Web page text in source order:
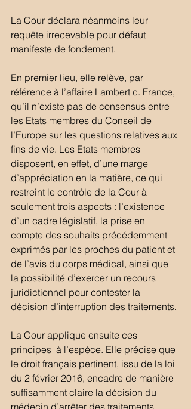
La Cour déclara néanmoins leur
requête irrecevable pour défaut
manifeste de fondement.
En premier lieu, elle relève, par
référence à l’affaire Lambert c. France,
qu’il n’existe pas de consensus entre
les Etats membres du Conseil de
l’Europe sur les questions relatives aux
fins de vie. Les Etats membres
disposent, en effet, d’une marge
d’appréciation en la matière, ce qui
restreint le contrôle de la Cour à
seulement trois aspects : l’existence
d’un cadre législatif, la prise en
compte des souhaits précédemment
exprimés par les proches du patient et
de l’avis du corps médical, ainsi que
la possibilité d’exercer un recours
juridictionnel pour contester la
décision d’interruption des traitements.
La Cour applique ensuite ces
principes  à l’espèce. Elle précise que
le droit français pertinent, issu de la loi
du 2 février 2016, encadre de manière
suffisamment claire la décision du
médecin d’arrêter des traitements